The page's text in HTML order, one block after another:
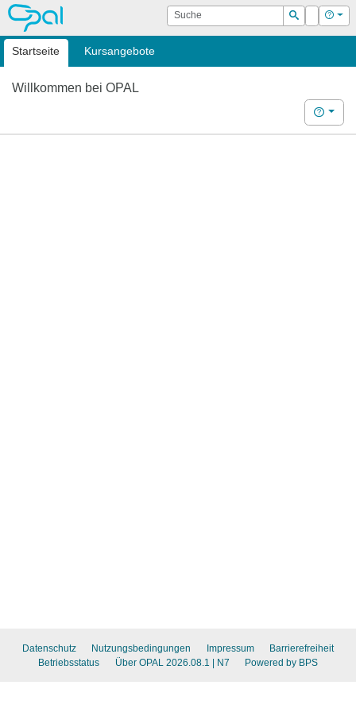
OPAL Suche
Suchen
Login Hilfe
Startseite Kursangebote
Willkommen bei OPAL
Hilfe
Datenschutz Nutzungsbedingungen Impressum
Barrierefreiheit
Betriebsstatus
Über OPAL 2026.08.1 | N7 Powered by BPS